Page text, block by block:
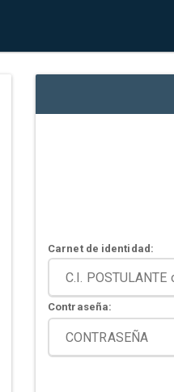
Carnet de identidad:
Contraseña: